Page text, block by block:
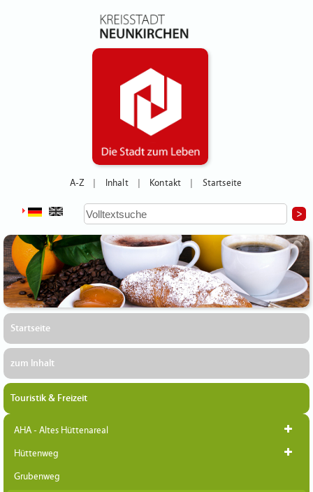
A-Z Inhalt Kontakt Startseite
Startseite
zum Inhalt
Touristik & Freizeit
AHA - Altes Hüttenareal
Hüttenweg
Grubenweg